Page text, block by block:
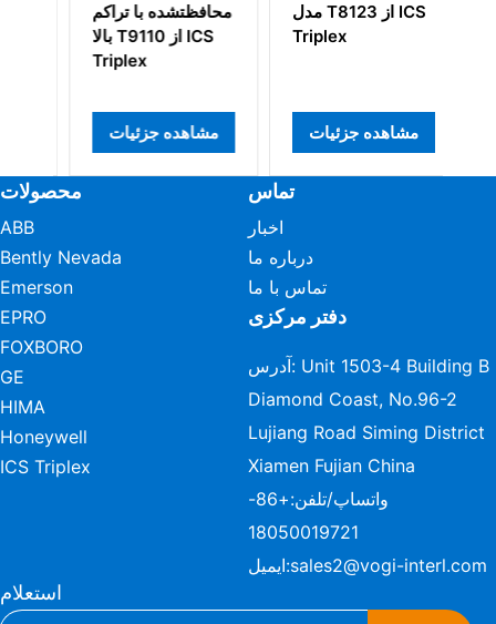
محافظتشده با تراکم
بالا T9110 از ICS
Triplex
مشاهده جزئیات
مدل T8123 از ICS
Triplex
مشاهده جزئیات
محصولات
ABB
Bently Nevada
Emerson
EPRO
FOXBORO
GE
HIMA
Honeywell
ICS Triplex
تماس
اخبار
درباره ما
تماس با ما
دفتر مرکزی
آدرس: Unit 1503-4 Building B
Diamond Coast, No.96-2
Lujiang Road Siming District
Xiamen Fujian China
واتساپ/تلفن:
+86-
18050019721
ایمیل:sales2@vogi-interl.com
استعلام